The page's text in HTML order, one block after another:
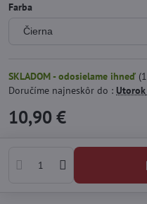
Farba
SKLADOM - odosielame ihneď (1
Doručíme najneskôr do : Utorok
10,90 €